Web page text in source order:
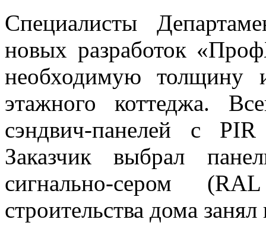
Специалисты
новых разработок
необходимую толщину
этажного коттеджа.
сэндвич-панелей с
Заказчик выбрал
сигнально-сером
строительства дома